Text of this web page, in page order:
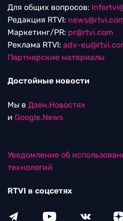
Для общих вопросов:
Редакция RTVI:
Маркетинг/PR: pr@rtvi.com
Реклама RTVI: adv-
Партнерские материалы
Достойные новости
Мы в Дзен.Новостях
и Google.News
Уведомление об
технологий
RTVI в соцсетях